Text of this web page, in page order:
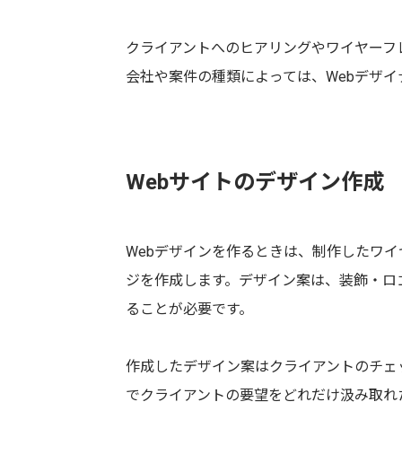
クライアントへのヒアリングやワイヤー
会社や案件の種類によっては、Webデザ
Webサイトのデザイン作成
Webデザインを作るときは、制作したワ
ジを作成します。デザイン案は、装飾・
ることが必要です。
作成したデザイン案はクライアントのチ
でクライアントの要望をどれだけ汲み取